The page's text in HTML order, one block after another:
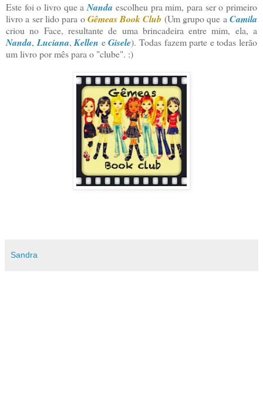
Este foi o livro que aNanda escolheu pra mim, para ser o primeiro
livro a ser lido para oGêmeas Book Club (Um grupo que aCamila
criou no Face, resultante de uma brincadeira entre mim, ela, a
Nanda, Luciana,Kellen eGisele). Todas fazem parte e todas lerão
um livro por mês para o "clube". :)
Sandra